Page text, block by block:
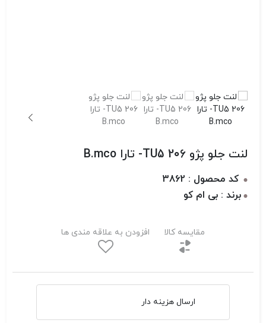
لنت جلو پژو 206 TU5- تارا B.mco
کد محصول : 3862
برند : بی ام کو
مقایسه کالا افزودن به علاقه مندی ها
ارسال هزینه دار